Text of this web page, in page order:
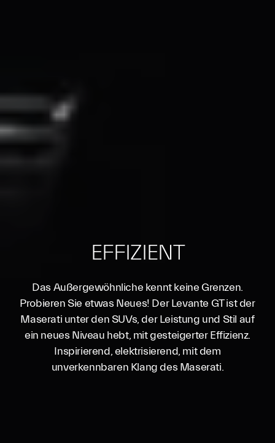
EFFIZIENT
Das Außergewöhnliche kennt keine Grenzen.
Probieren Sie etwas Neues! Der Levante GT ist der
Maserati unter den SUVs, der Leistung und Stil auf
ein neues Niveau hebt, mit gesteigerter Effizienz.
Inspirierend, elektrisierend, mit dem
unverkennbaren Klang des Maserati.